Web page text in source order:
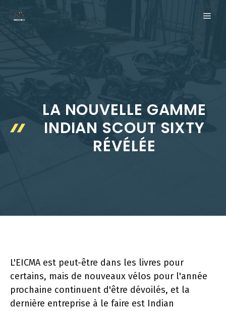
LA NOUVELLE GAMME
INDIAN SCOUT SIXTY
RÉVÉLÉE
L'EICMA est peut-être dans les livres pour
certains, mais de nouveaux vélos pour l'année
prochaine continuent d'être dévoilés, et la
dernière entreprise à le faire est Indian